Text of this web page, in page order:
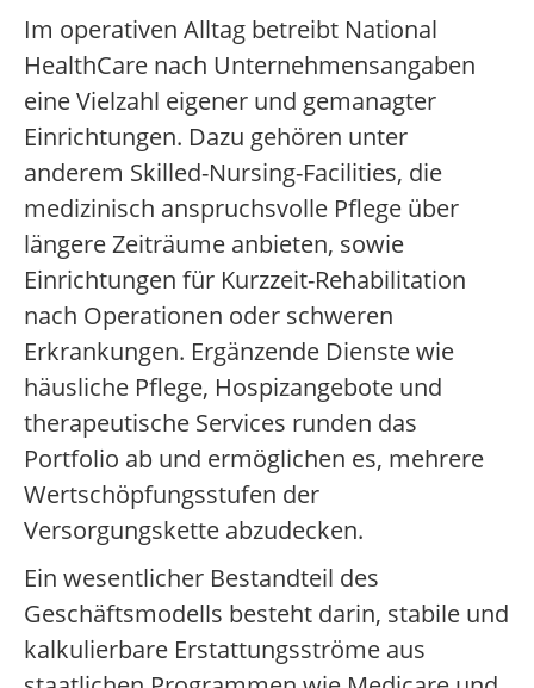
Im operativen Alltag betreibt National
HealthCare nach Unternehmensangaben
eine Vielzahl eigener und gemanagter
Einrichtungen. Dazu gehören unter
anderem Skilled-Nursing-Facilities, die
medizinisch anspruchsvolle Pflege über
längere Zeiträume anbieten, sowie
Einrichtungen für Kurzzeit-Rehabilitation
nach Operationen oder schweren
Erkrankungen. Ergänzende Dienste wie
häusliche Pflege, Hospizangebote und
therapeutische Services runden das
Portfolio ab und ermöglichen es, mehrere
Wertschöpfungsstufen der
Versorgungskette abzudecken.
Ein wesentlicher Bestandteil des
Geschäftsmodells besteht darin, stabile und
kalkulierbare Erstattungsströme aus